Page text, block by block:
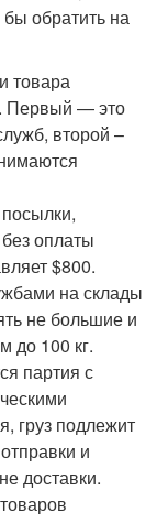
обратить на
товара
Первый — это
второй –
оплаты
$800.
на склады
не большие и
до 100 кг.
партия с
груз подлежит
и
доставки.